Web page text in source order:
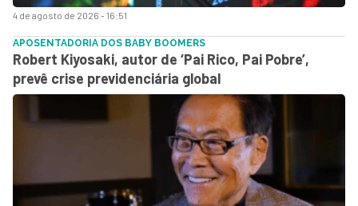
4 de agosto de 2026 - 16:51
APOSENTADORIA DOS BABY BOOMERS
Robert Kiyosaki, autor de ‘Pai Rico, Pai Pobre’,
prevê crise previdenciária global